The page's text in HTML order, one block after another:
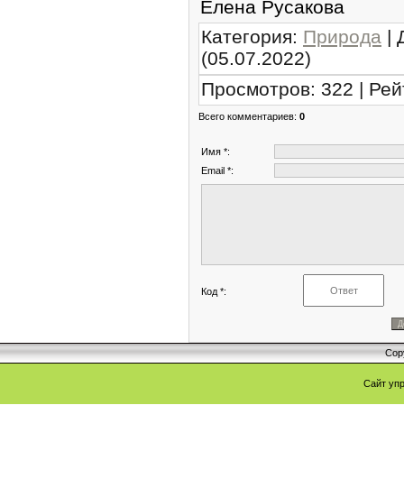
Елена Русакова
Категория: Природа |
(05.07.2022)
Просмотров: 322 |
Всего комментариев: 0
Имя *:
Email *:
Код *:
Сайт